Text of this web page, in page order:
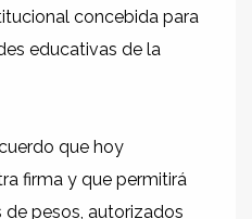
concebida para
educativas de la
que hoy
firma y que permitirá
pesos, autorizados